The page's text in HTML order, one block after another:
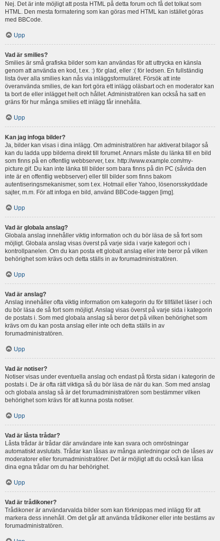
Nej. Det är inte möjligt att posta HTML på detta forum och få det tolkat som
HTML. Den mesta formatering som kan göras med HTML kan istället göras
med BBCode.
Upp
Vad är smilies?
Smilies är små grafiska bilder som kan användas för att uttrycka en känsla
genom att använda en kod, t.ex. :) för glad, eller :( för ledsen. En fullständig
lista över alla smilies kan nås via inläggsformuläret. Försök att inte
överanvända smilies, de kan fort göra ett inlägg oläsbart och en moderator kan
ta bort de eller inlägget helt och hållet. Administratören kan också ha satt en
gräns för hur många smilies ett inlägg får innehålla.
Upp
Kan jag infoga bilder?
Ja, bilder kan visas i dina inlägg. Om administratören har aktiverat bilagor så
kan du ladda upp bilderna direkt till forumet. Annars måste du länka till en bild
som finns på en offentlig webbserver, t.ex. http://www.example.com/my-
picture.gif. Du kan inte länka till bilder som bara finns på din PC (såvida den
inte är en offentlig webbserver) eller till bilder som finns bakom
autentiseringsmekanismer, som t.ex. Hotmail eller Yahoo, lösenorsskyddade
sajter, m.m. För att infoga en bild, använd BBCode-taggen [img].
Upp
Vad är globala anslag?
Globala anslag innehåller viktig information och du bör läsa de så fort som
möjligt. Globala anslag visas överst på varje sida i varje kategori och i
kontrollpanelen. Om du kan posta ett globalt anslag eller inte beror på vilken
behörighet som krävs och detta ställs in av forumadministratören.
Upp
Vad är anslag?
Anslag innehåller ofta viktig information om kategorin du för tillfället läser i och
du bör läsa de så fort som möjligt. Anslag visas överst på varje sida i kategorin
de postats i. Som med globala anslag så beror det på vilken behörighet som
krävs om du kan posta anslag eller inte och detta ställs in av
forumadministratören.
Upp
Vad är notiser?
Notiser visas under eventuella anslag och endast på första sidan i kategorin de
postats i. De är ofta rätt viktiga så du bör läsa de när du kan. Som med anslag
och globala anslag så är det forumadministratören som bestämmer vilken
behörighet som krävs för att kunna posta notiser.
Upp
Vad är låsta trådar?
Låsta trådar är trådar där användare inte kan svara och omröstningar
automatiskt avslutats. Trådar kan låsas av många anledningar och de låses av
moderatorer eller forumadministratörer. Det är möjligt att du också kan låsa
dina egna trådar om du har behörighet.
Upp
Vad är trådikoner?
Trådikoner är användarvalda bilder som kan förknippas med inlägg för att
markera dess innehåll. Om det går att använda trådikoner eller inte bestäms av
forumadministratören.